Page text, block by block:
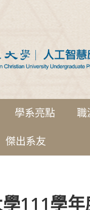
學系亮點 職
傑出系友
111學